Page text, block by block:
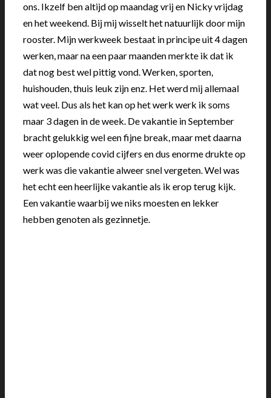
ons. Ikzelf ben altijd op maandag vrij en Nicky vrijdag
en het weekend. Bij mij wisselt het natuurlijk door mijn
rooster. Mijn werkweek bestaat in principe uit 4 dagen
werken, maar na een paar maanden merkte ik dat ik
dat nog best wel pittig vond. Werken, sporten,
huishouden, thuis leuk zijn enz. Het werd mij allemaal
wat veel. Dus als het kan op het werk werk ik soms
maar 3 dagen in de week. De vakantie in September
bracht gelukkig wel een fijne break, maar met daarna
weer oplopende covid cijfers en dus enorme drukte op
werk was die vakantie alweer snel vergeten. Wel was
het echt een heerlijke vakantie als ik erop terug kijk.
Een vakantie waarbij we niks moesten en lekker
hebben genoten als gezinnetje.